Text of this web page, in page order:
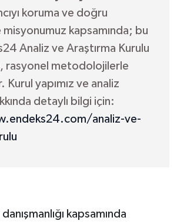
koruma ve doğru
kapsamında; bu
Analiz ve Araştırma Kurulu
rasyonel metodolojilerle
Kurul yapımız ve analiz
detaylı bilgi için:
analiz-ve-
kapsamında